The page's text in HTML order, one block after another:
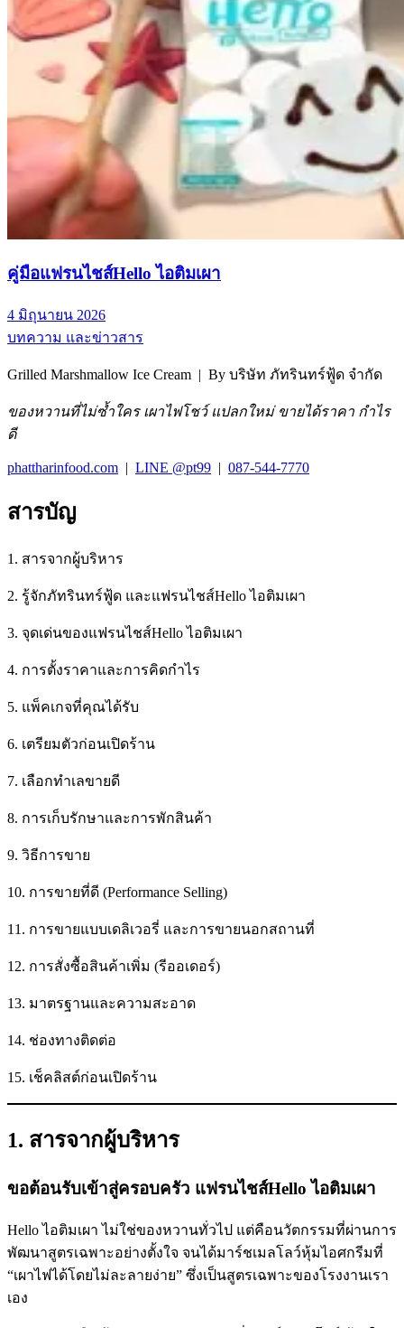
คู่มือแฟรนไชส์Hello ไอติมเผา
4 มิถุนายน 2026
บทความ และข่าวสาร
Grilled Marshmallow Ice Cream | By บริษัท ภัทรินทร์ฟู้ด จำกัด
ของหวานที่ไม่ซ้ำใคร เผาไฟโชว์ แปลกใหม่ ขายได้ราคา กำไร
ดี
phattharinfood.com | LINE @pt99 | 087-544-7770
สารบัญ
1. สารจากผู้บริหาร
2. รู้จักภัทรินทร์ฟู้ด และแฟรนไชส์Hello ไอติมเผา
3. จุดเด่นของแฟรนไชส์Hello ไอติมเผา
4. การตั้งราคาและการคิดกำไร
5. แพ็คเกจที่คุณได้รับ
6. เตรียมตัวก่อนเปิดร้าน
7. เลือกทำเลขายดี
8. การเก็บรักษาและการพักสินค้า
9. วิธีการขาย
10. การขายที่ดี (Performance Selling)
11. การขายแบบเดลิเวอรี่ และการขายนอกสถานที่
12. การสั่งซื้อสินค้าเพิ่ม (รีออเดอร์)
13. มาตรฐานและความสะอาด
14. ช่องทางติดต่อ
15. เช็คลิสต์ก่อนเปิดร้าน
1. สารจากผู้บริหาร
ขอต้อนรับเข้าสู่ครอบครัว แฟรนไชส์Hello ไอติมเผา
Hello ไอติมเผา ไม่ใช่ของหวานทั่วไป แต่คือนวัตกรรมที่ผ่านการ
พัฒนาสูตรเฉพาะอย่างตั้งใจ จนได้มาร์ชเมลโลว์หุ้มไอศกรีมที่
“เผาไฟได้โดยไม่ละลายง่าย” ซึ่งเป็นสูตรเฉพาะของโรงงานเรา
เอง